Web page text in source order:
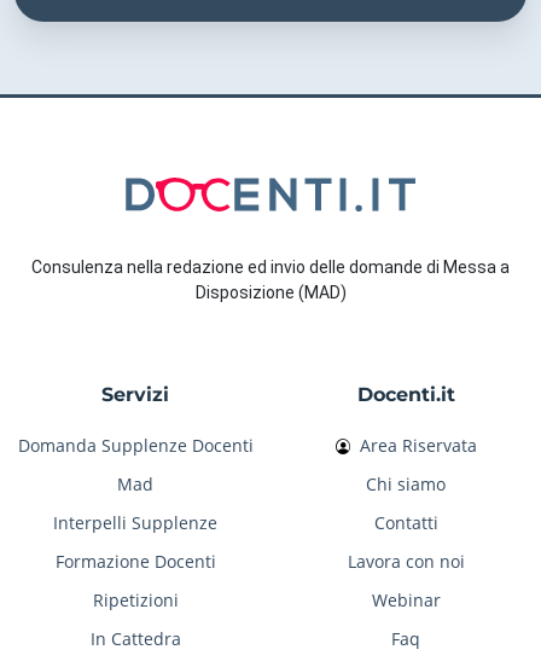
Consulenza nella redazione ed invio delle domande di Messa a
Disposizione (MAD)
Servizi
Domanda Supplenze Docenti
Mad
Interpelli Supplenze
Formazione Docenti
Ripetizioni
In Cattedra
Docenti.it
Area Riservata
Chi siamo
Contatti
Lavora con noi
Webinar
Faq